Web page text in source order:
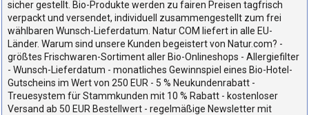
sicher gestellt. Bio-Produkte werden zu fairen Preisen tagfrisch
verpackt und versendet, individuell zusammengestellt zum frei
wählbaren Wunsch-Lieferdatum. Natur COM liefert in alle EU-
Länder. Warum sind unsere Kunden begeistert von Natur.com? -
größtes Frischwaren-Sortiment aller Bio-Onlineshops - Allergiefilter
- Wunsch-Lieferdatum - monatliches Gewinnspiel eines Bio-Hotel-
Gutscheins im Wert von 250 EUR - 5 % Neukundenrabatt -
Treuesystem für Stammkunden mit 10 % Rabatt - kostenloser
Versand ab 50 EUR Bestellwert - regelmäßige Newsletter mit